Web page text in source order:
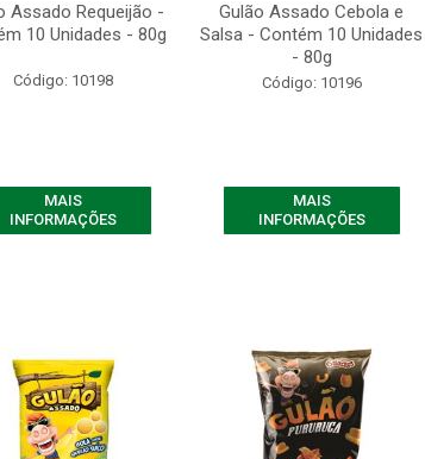
Assado Requeijão -
10 Unidades - 80g
Código: 10198
MAIS
INFORMAÇÕES
Gulão Assado Cebola e
Salsa - Contém 10 Unidades
- 80g
Código: 10196
MAIS
INFORMAÇÕES